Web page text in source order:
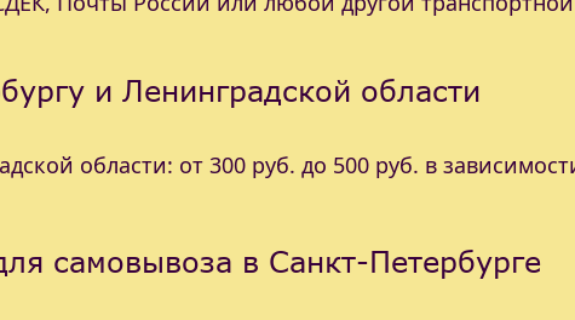
и Ленинградской области
области: от 300 руб. до 500 руб. в
самовывоза в Санкт-Петербурге